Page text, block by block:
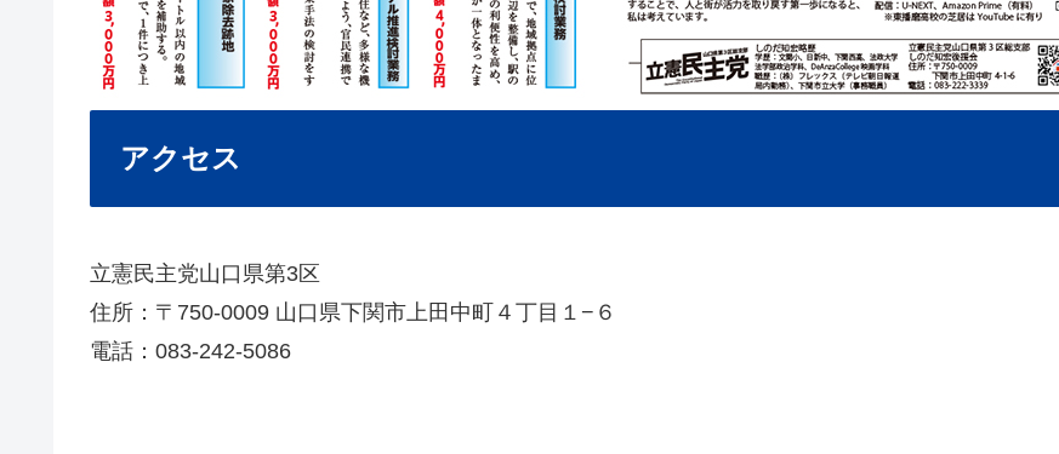
アクセス
立憲民主党山口県第3区
住所：〒750-0009 山口県下関市上田中町４丁目１−６
電話：083-242-5086